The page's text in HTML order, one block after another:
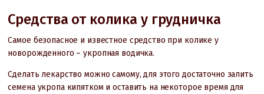
Средства от колика у грудничка
Самое безопасное и известное средство при колике у
новорожденного – укропная водичка.
Сделать лекарство можно самому, для этого достаточно залить
семена укропа кипятком и оставить на некоторое время для